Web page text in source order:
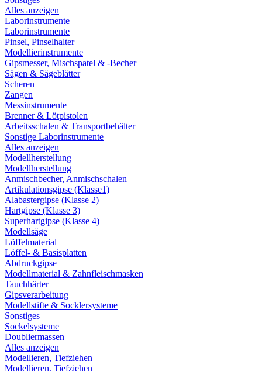
Alles anzeigen
Laborinstrumente
Laborinstrumente
Pinsel, Pinselhalter
Modellierinstrumente
Gipsmesser, Mischspatel & -Becher
Sägen & Sägeblätter
Scheren
Zangen
Messinstrumente
Brenner & Lötpistolen
Arbeitsschalen & Transportbehälter
Sonstige Laborinstrumente
Alles anzeigen
Modellherstellung
Modellherstellung
Anmischbecher, Anmischschalen
Artikulationsgipse (Klasse1)
Alabastergipse (Klasse 2)
Hartgipse (Klasse 3)
Superhartgipse (Klasse 4)
Modellsäge
Löffelmaterial
Löffel- & Basisplatten
Abdruckgipse
Modellmaterial & Zahnfleischmasken
Tauchhärter
Gipsverarbeitung
Modellstifte & Socklersysteme
Sonstiges
Sockelsysteme
Doubliermassen
Alles anzeigen
Modellieren, Tiefziehen
Modellieren, Tiefziehen